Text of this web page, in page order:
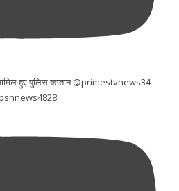
हुए पुलिस कप्तान @primestvnews34